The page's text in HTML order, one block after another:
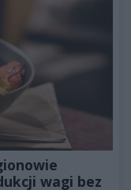
wagi bez